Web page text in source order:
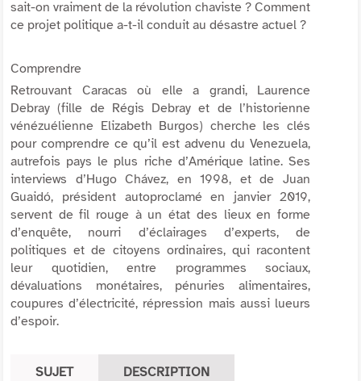
sait-on vraiment de la révolution chaviste ? Comment
ce projet politique a-t-il conduit au désastre actuel ?
Comprendre
Retrouvant Caracas où elle a grandi, Laurence
Debray (fille de Régis Debray et de l’historienne
vénézuélienne Elizabeth Burgos) cherche les clés
pour comprendre ce qu’il est advenu du Venezuela,
autrefois pays le plus riche d’Amérique latine. Ses
interviews d’Hugo Chávez, en 1998, et de Juan
Guaidó, président autoproclamé en janvier 2019,
servent de fil rouge à un état des lieux en forme
d’enquête, nourri d’éclairages d’experts, de
politiques et de citoyens ordinaires, qui racontent
leur quotidien, entre programmes sociaux,
dévaluations monétaires, pénuries alimentaires,
coupures d’électricité, répression mais aussi lueurs
d’espoir.
SUJET DESCRIPTION